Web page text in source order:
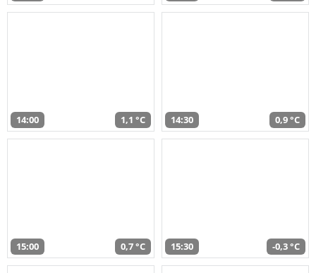
14:00 1,1 °C 14:30 0,9 °C
15:00 0,7 °C 15:30 -0,3 °C